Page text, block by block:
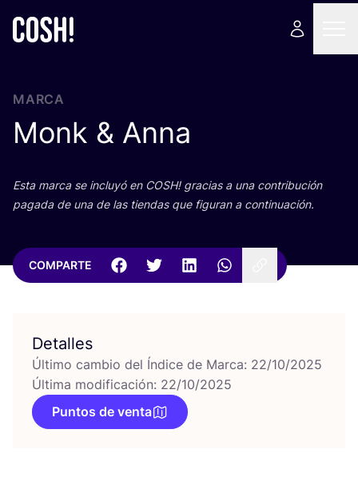
MARCA
Monk & Anna
Esta mar­ca se inclu­yó en COSH! gra­cias a una con­tri­bu­ción
paga­da de una de las tien­das que figu­ran a continuación.
COMPARTE
Detalles
Último cambio del Índice de Marca: 22/10/2025
Última modificación: 22/10/2025
Puntos de venta